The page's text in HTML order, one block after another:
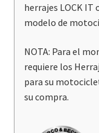
herrajes LOCK IT
modelo de
NOTA: Para el
requiere los
para su
su compra.